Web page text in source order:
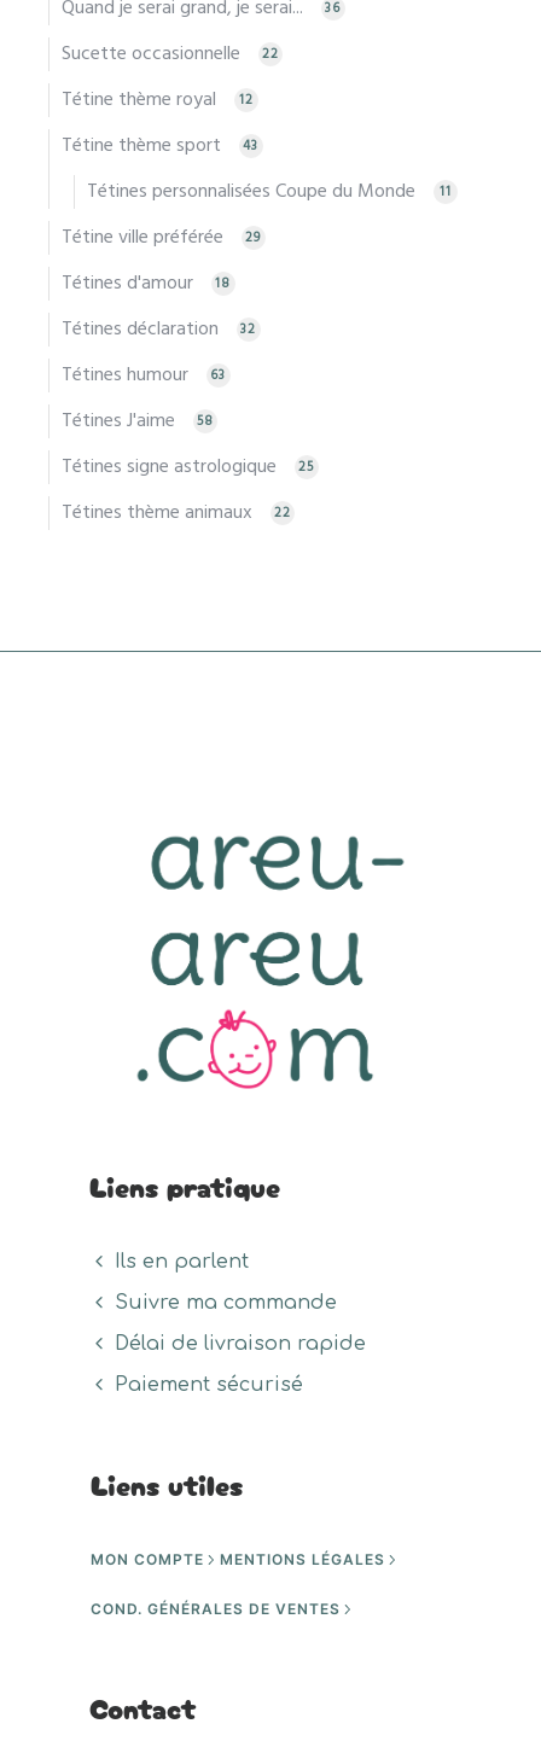
Quand je serai grand, je serai... 36
Sucette occasionnelle 22
Tétine thème royal 12
Tétine thème sport 43
Tétines personnalisées Coupe du Monde 11
Tétine ville préférée 29
Tétines d'amour 18
Tétines déclaration 32
Tétines humour 63
Tétines J'aime 58
Tétines signe astrologique 25
Tétines thème animaux 22
Liens pratique
Ils en parlent
Suivre ma commande
Délai de livraison rapide
Paiement sécurisé
Liens utiles
MON COMPTE MENTIONS LÉGALES
COND. GÉNÉRALES DE VENTES
Contact